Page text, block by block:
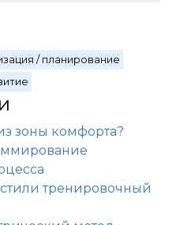
/ планирование
зоны комфорта?
тренировочный